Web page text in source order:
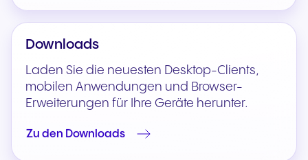
Downloads
Laden Sie die neuesten Desktop-Clients,
mobilen Anwendungen und Browser-
Erweiterungen für Ihre Geräte herunter.
Zu den Downloads